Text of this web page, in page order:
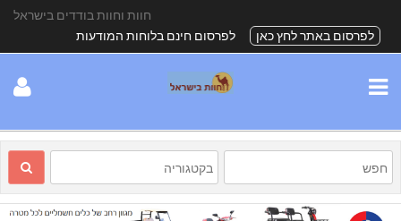
חוות וחוות בודדים בישראל
לפרסום באתר לחץ כאן
לפרסום חינם בלוחות המודעות